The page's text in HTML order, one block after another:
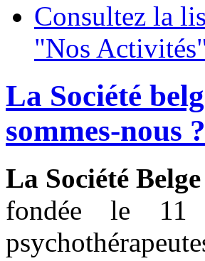
Consultez la
"Nos
La Société
sommes-nous ?
La Société
fondée le 11